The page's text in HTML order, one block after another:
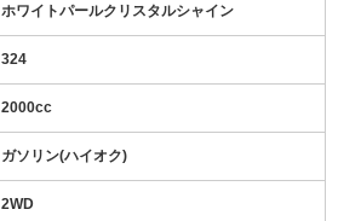
ホワイトパールクリスタルシャイン
324
2000cc
ガソリン(ハイオク)
2WD